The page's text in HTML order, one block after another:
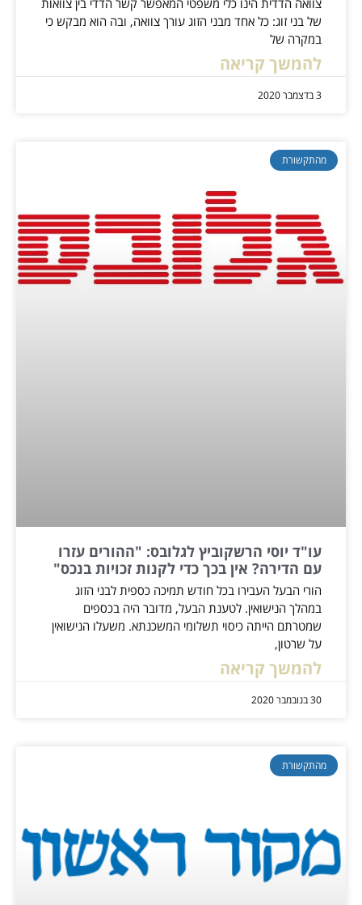
של בני זוג: כל אחד מבני הזוג עורך צוואה, ובה הוא מבקש כי
במקרה של
להמשך קריאה
3 בדצמבר 2020
מהתקשורת
עו"ד יוסי הרשקוביץ לגלובס: "ההורים עזרו
עם הדירה? אין בכך כדי לקנות זכויות בנכס"
הורי הבעל העבירו בכל חודש תמיכה כספית לבני הזוג
במהלך הנישואין. לטענת הבעל, מדובר היה בכספים
שמטרתם הייתה כיסוי תשלומי המשכנתא. משעלו הנישואין
על שרטון,
להמשך קריאה
30 בנובמבר 2020
מהתקשורת